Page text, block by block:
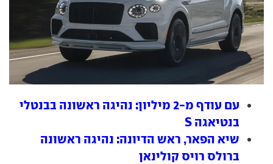
עם עודף מ-2 מיליון: נהיגה ראשונה בבנטלי
בנטיאגה S
שיא הפאר, ראש הדיונה: נהיגה ראשונה
ברולס רויס קולינאן